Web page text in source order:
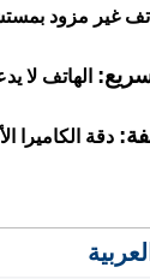
غير مزود
الهاتف لا
دقة الكاميرا